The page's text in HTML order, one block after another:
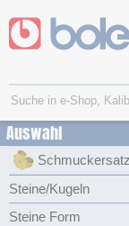
Auswahl
Steine/Kugeln
Steine Form